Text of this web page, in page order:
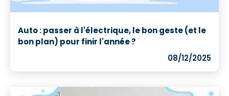
Auto : passer à l'électrique, le bon geste (et le
bon plan) pour finir l'année ?
08/12/2025